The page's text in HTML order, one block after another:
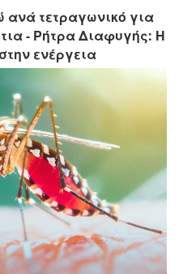
τετραγωνικό για
- Ρήτρα Διαφυγής: Η
ενέργεια